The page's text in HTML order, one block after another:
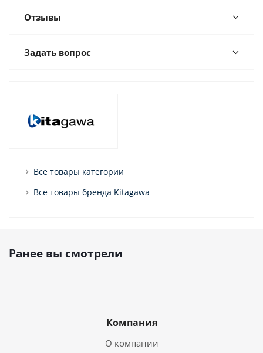
Отзывы
Задать вопрос
Все товары категории
Все товары бренда Kitagawa
Ранее вы смотрели
Компания
О компании